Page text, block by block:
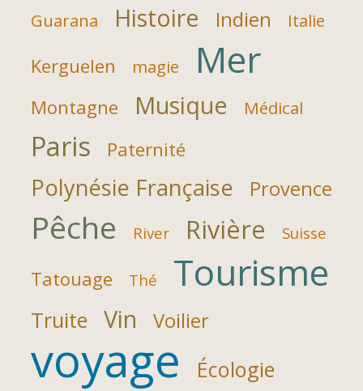
Guarana
Histoire Indien Italie
Kerguelen magie Mer
Montagne Musique Médical
Paris Paternité
Polynésie Française Provence
Pêche River Rivière Suisse
Tatouage Thé Tourisme
Truite Vin Voilier
voyage Écologie